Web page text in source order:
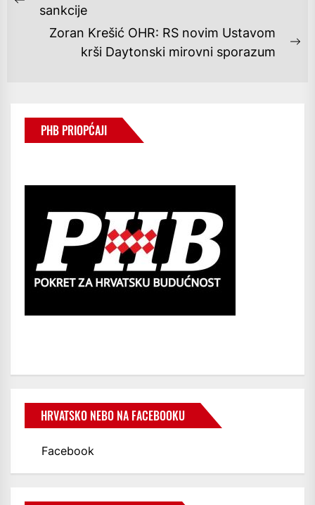
OBJAVA
Previous
sankcije
Zoran Krešić OHR: RS novim Ustavom
krši Daytonski mirovni sporazum
PHB PRIOPĆAJI
HRVATSKO NEBO NA FACEBOOKU
Facebook